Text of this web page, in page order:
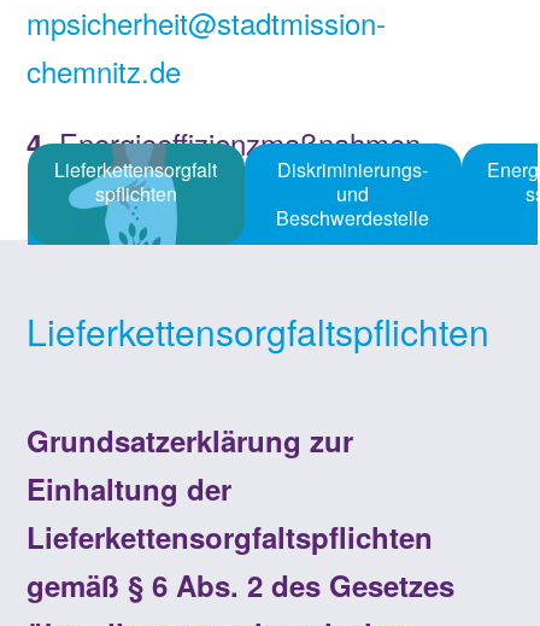
mpsicherheit@stadtmission-
chemnitz.de
4.Energieeffizienzmaßnahmen
Lieferkettensorgfalt
spflichten
Diskriminierungs-
und
Beschwerdestelle
Lieferketten­sorgfaltspflichten
Grundsatzerklärung zur
Einhaltung der
Lieferkettensorgfaltspflichten
gemäß § 6 Abs. 2 des Gesetzes